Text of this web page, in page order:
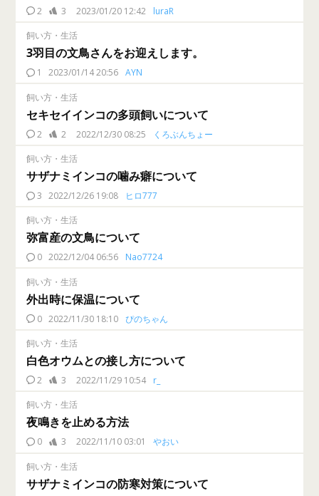
2 3 2023/01/20 12:42 luraR
飼い方・生活
3羽目の文鳥さんをお迎えします。
1 2023/01/14 20:56 AYN
飼い方・生活
セキセイインコの多頭飼いについて
2 2 2022/12/30 08:25 くろぶんちょー
飼い方・生活
サザナミインコの噛み癖について
3 2022/12/26 19:08 ヒロ777
飼い方・生活
弥富産の文鳥について
0 2022/12/04 06:56 Nao7724
飼い方・生活
外出時に保温について
0 2022/11/30 18:10 ぴのちゃん
飼い方・生活
白色オウムとの接し方について
2 3 2022/11/29 10:54 r_
飼い方・生活
夜鳴きを止める方法
0 3 2022/11/10 03:01 やおい
飼い方・生活
サザナミインコの防寒対策について